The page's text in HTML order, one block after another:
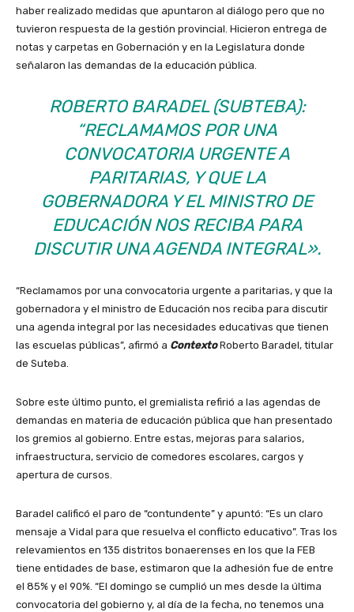
haber realizado medidas que apuntaron al diálogo pero que no
tuvieron respuesta de la gestión provincial. Hicieron entrega de
notas y carpetas en Gobernación y en la Legislatura donde
señalaron las demandas de la educación pública.
ROBERTO BARADEL (SUBTEBA):
“RECLAMAMOS POR UNA
CONVOCATORIA URGENTE A
PARITARIAS, Y QUE LA
GOBERNADORA Y EL MINISTRO DE
EDUCACIÓN NOS RECIBA PARA
DISCUTIR UNA AGENDA INTEGRAL».
“Reclamamos por una convocatoria urgente a paritarias, y que la
gobernadora y el ministro de Educación nos reciba para discutir
una agenda integral por las necesidades educativas que tienen
las escuelas públicas”, afirmó a Contexto Roberto Baradel, titular
de Suteba.
Sobre este último punto, el gremialista refirió a las agendas de
demandas en materia de educación pública que han presentado
los gremios al gobierno. Entre estas, mejoras para salarios,
infraestructura, servicio de comedores escolares, cargos y
apertura de cursos.
Baradel calificó el paro de “contundente” y apuntó: “Es un claro
mensaje a Vidal para que resuelva el conflicto educativo”. Tras los
relevamientos en 135 distritos bonaerenses en los que la FEB
tiene entidades de base, estimaron que la adhesión fue de entre
el 85% y el 90%. “El domingo se cumplió un mes desde la última
convocatoria del gobierno y, al día de la fecha, no tenemos una